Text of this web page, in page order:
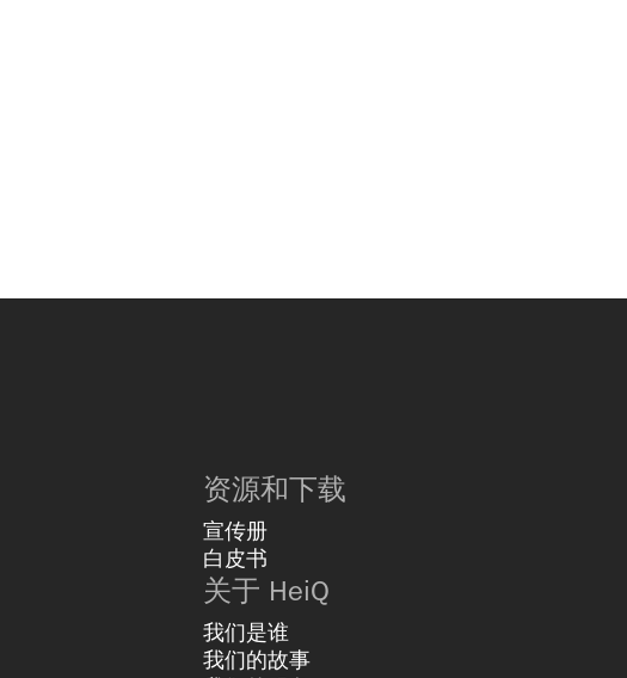
资源和下载
宣传册
白皮书
关于 HeiQ
我们是谁
我们的故事